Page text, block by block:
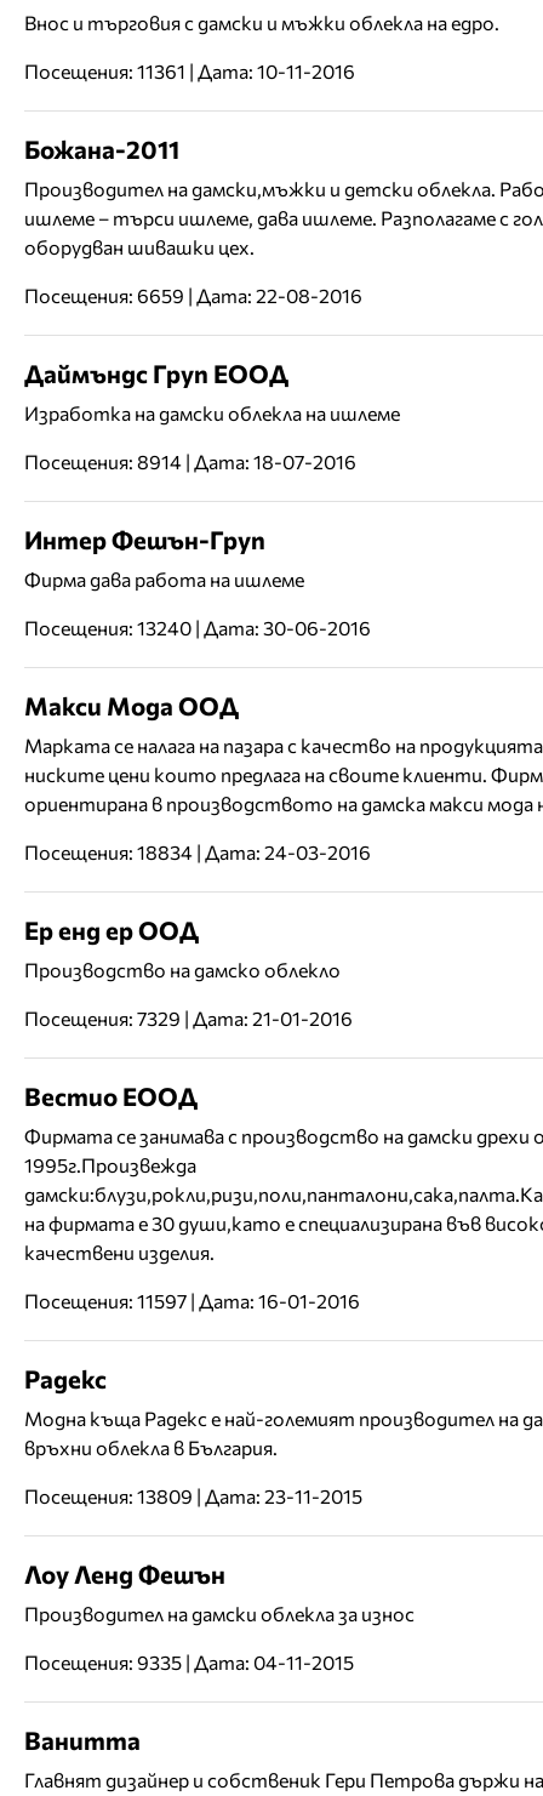
Внос и търговия с дамски и мъжки облекла на едро.
Посещения: 11361 | Дата: 10-11-2016
Божана-2011
Производител на дамски,мъжки и детски облекла.
ишлеме – търси ишлеме, дава ишлеме. Разполагаме с
оборудван шивашки цех.
Посещения: 6659 | Дата: 22-08-2016
Даймъндс Груп ЕООД
Изработка на дамски облекла на ишлеме
Посещения: 8914 | Дата: 18-07-2016
Интер Фешън-Груп
Фирма дава работа на ишлеме
Посещения: 13240 | Дата: 30-06-2016
Макси Мода ООД
Марката се налага на пазара с качество на
ниските цени които предлага на своите клиенти.
ориентирана в производството на дамска макси мода
Посещения: 18834 | Дата: 24-03-2016
Ер енд ер ООД
Производство на дамско облекло
Посещения: 7329 | Дата: 21-01-2016
Вестио ЕООД
Фирмата се занимава с производство на дамски дрехи
1995г.Произвежда
на фирмата е 30 души,като е специализирана във
качествени изделия.
Посещения: 11597 | Дата: 16-01-2016
Радекс
Модна къща Радекс е най-големият производител на
връхни облекла в България.
Посещения: 13809 | Дата: 23-11-2015
Лоу Ленд Фешън
Производител на дамски облекла за износ
Посещения: 9335 | Дата: 04-11-2015
Ванитта
Главнят дизайнер и собственик Гери Петрова държи